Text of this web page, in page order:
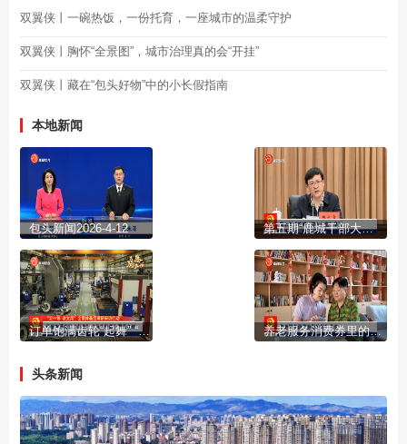
双翼侠丨一碗热饭，一份托育，一座城市的温柔守护
双翼侠丨胸怀“全景图”，城市治理真的会“开挂”
双翼侠丨藏在“包头好物”中的小长假指南
本地新闻
包头新闻2026-4-12 第五期“鹿城干部大讲堂”举行
订单饱满齿轮“起舞” “包头智造”覆盖全球 养老服务消费券里的民生温度
头条新闻